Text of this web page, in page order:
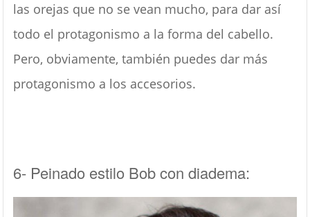
las orejas que no se vean mucho, para dar así
todo el protagonismo a la forma del cabello.
Pero, obviamente, también puedes dar más
protagonismo a los accesorios.
6- Peinado estilo Bob con diadema: